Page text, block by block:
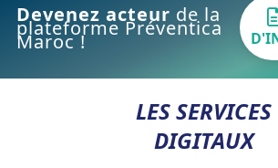
Devenez acteur de la
plateforme Préventica
Maroc !
LES SERVICES
DIGITAUX